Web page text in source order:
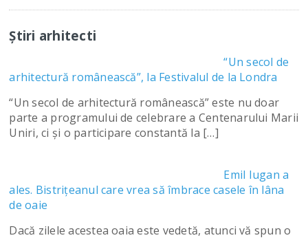
Știri arhitecti
“Un secol de
arhitectură românească”, la Festivalul de la Londra
“Un secol de arhitectură românească” este nu doar
parte a programului de celebrare a Centenarului Marii
Uniri, ci şi o participare constantă la […]
Emil Iugan a
ales. Bistriţeanul care vrea să îmbrace casele în lâna
de oaie
Dacă zilele acestea oaia este vedetă, atunci vă spun o